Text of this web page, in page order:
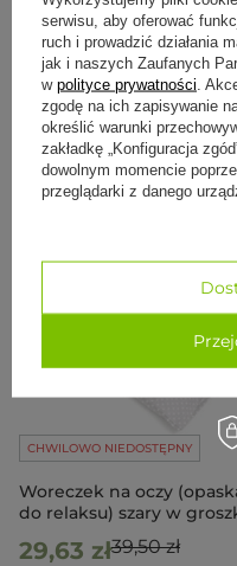
do relaksu) lawendowy
39,50 zł
Do koszyka
CHWILOWO NIEDOSTĘPNY
Woreczek na oczy
do relaksu) szary w
29,63 zł39,50 zł
serwisu, aby oferować
ruch i prowadzić działania
jak i naszych Zaufanych
w polityce prywatności .
zgodę na ich zapisywanie
określić warunki
zakładkę „Konfiguracja
dowolnym momencie
przeglądarki z danego